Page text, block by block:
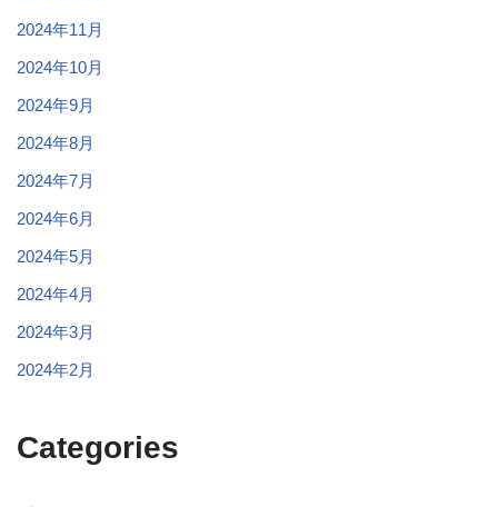
2024年11月
2024年10月
2024年9月
2024年8月
2024年7月
2024年6月
2024年5月
2024年4月
2024年3月
2024年2月
Categories